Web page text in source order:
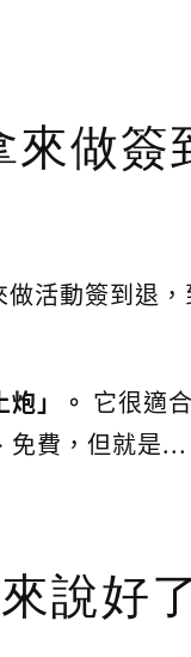
來做簽
活動簽到退，
」。 它很適
費，但就是
說好